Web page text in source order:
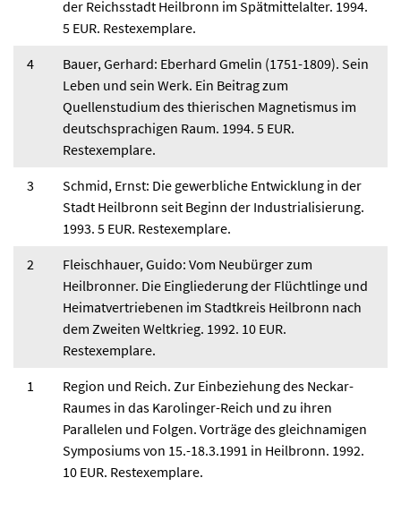
der Reichsstadt Heilbronn im Spätmittelalter. 1994.
5 EUR. Restexemplare.
4
Bauer, Gerhard: Eberhard Gmelin (1751-1809). Sein
Leben und sein Werk. Ein Beitrag zum
Quellenstudium des thierischen Magnetismus im
deutschsprachigen Raum. 1994. 5 EUR.
Restexemplare.
3
Schmid, Ernst: Die gewerbliche Entwicklung in der
Stadt Heilbronn seit Beginn der Industrialisierung.
1993. 5 EUR. Restexemplare.
2
Fleischhauer, Guido: Vom Neubürger zum
Heilbronner. Die Eingliederung der Flüchtlinge und
Heimatvertriebenen im Stadtkreis Heilbronn nach
dem Zweiten Weltkrieg. 1992. 10 EUR.
Restexemplare.
1
Region und Reich. Zur Einbeziehung des Neckar-
Raumes in das Karolinger-Reich und zu ihren
Parallelen und Folgen. Vorträge des gleichnamigen
Symposiums von 15.-18.3.1991 in Heilbronn. 1992.
10 EUR. Restexemplare.